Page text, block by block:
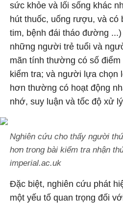
sức khỏe và lối sống khác
hút thuốc, uống rượu, và có
tim, bệnh đái tháo đường
những người trẻ tuổi và
mãn tính thường có số
kiểm tra; và người lựa chọn
hơn thường có hoạt động
nhớ, suy luận và tốc độ xử
Nghiên cứu cho thấy người
hơn trong bài kiểm tra nhận
imperial.ac.uk
Đặc biệt, nghiên cứu phát
một yếu tố quan trọng đối